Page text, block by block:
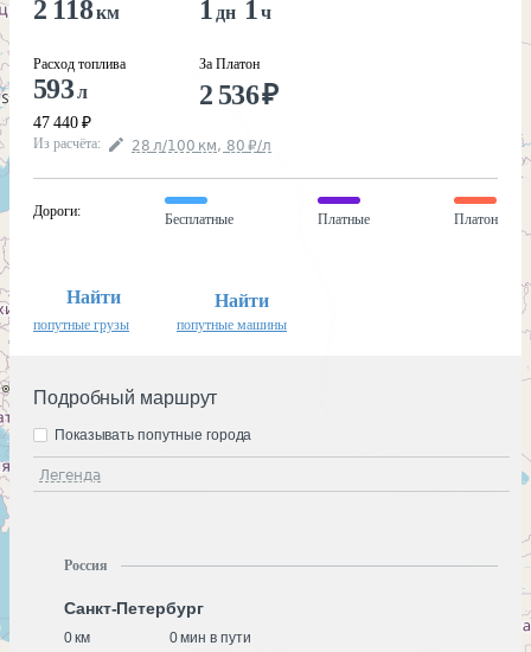
2 118км
Расход топлива
593л
47 440 ₽
1 дн 1 ч
За Платон
2 536₽
Из расчёта: 28 л/100 км, 80 ₽/л
Дороги:
Бесплатные Платные Платон
Найти
попутные грузы
Найти
попутные машины
Подробный маршрут
Легенда
Показывать попутные города
Россия
Санкт-Петербург
0 км
0 мин в пути